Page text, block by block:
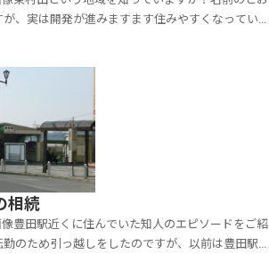
、実は開発が進みますます住みやすくなっている
域として移住者が増えています。...
相続
豊田駅近くに住んでいた知人のエピソードをご紹
のため引っ越しをしたのですが、以前は豊田駅近